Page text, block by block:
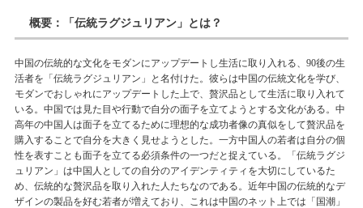
概要：「伝統ラグジュリアン」とは？
中国の伝統的な文化をモダンにアップデートし生活に取り入れる、90後の生
活者を「伝統ラグジュリアン 」と名付けた。彼らは中国の伝統文化を学び、
モダンでおしゃれにアップデートした上で、贅沢品として生活に取り入れて
いる。中国では見た目や行動で自分の面子を立てようとする文化がある。中
高年の中国人は面子を立てるために理想的な成功者像の真似をして贅沢品を
購入することで自分を大きく見せようとした。一方中国人の若者は自分の個
性を表すことも面子を立てる必須条件の一つだと捉えている。「伝統ラグジ
ュリアン 」は中国人としての自分のアイデンティティを大切にしているた
め、伝統的な贅沢品を取り入れた人たちなのである。近年中国の伝統的なデ
ザインの製品を好む若者が増えており、これは中国のネット上では「国潮」